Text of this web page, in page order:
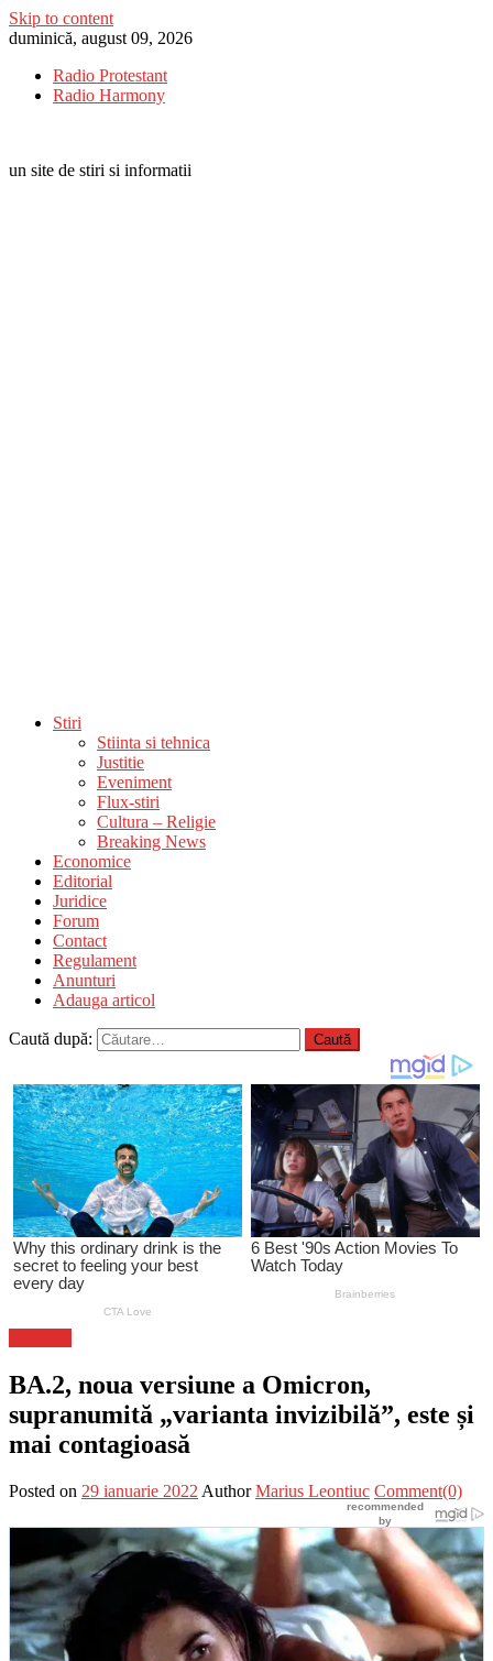
Skip to content
duminică, august 09, 2026
Radio Protestant
Radio Harmony
un site de stiri si informatii
Stiri
Stiinta si tehnica
Justitie
Eveniment
Flux-stiri
Cultura – Religie
Breaking News
Economice
Editorial
Juridice
Forum
Contact
Regulament
Anunturi
Adauga articol
Caută după:
BA.2, noua versiune a Omicron,
supranumită „varianta invizibilă”, este și
mai contagioasă
Posted on 29 ianuarie 2022 Author Marius Leontiuc Comment(0)